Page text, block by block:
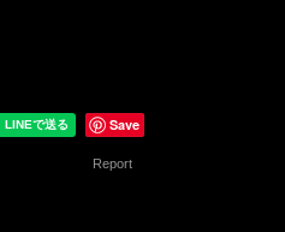
Save
Report